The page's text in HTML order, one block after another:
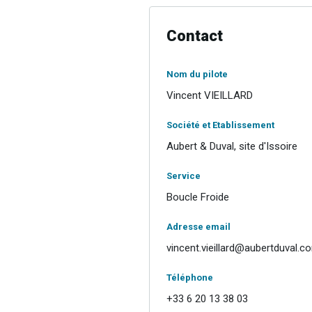
Contact
Nom du pilote
Vincent VIEILLARD
Société et Etablissement
Aubert & Duval, site d'Issoire
Service
Boucle Froide
Adresse email
Téléphone
+33 6 20 13 38 03